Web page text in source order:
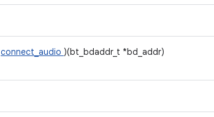
connect_audio )(bt_bdaddr_t *bd_addr)